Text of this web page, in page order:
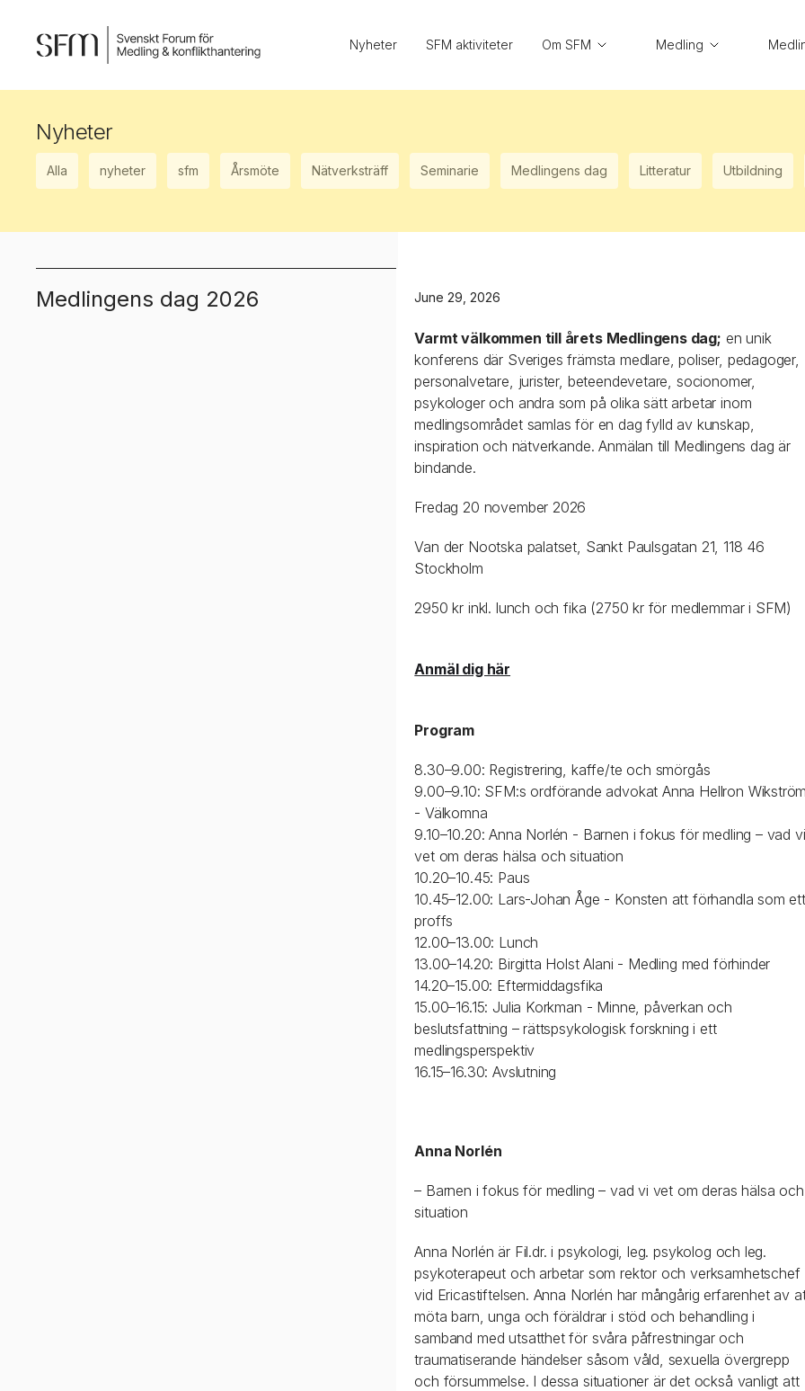
Nyheter SFM aktiviteter Om SFM Medling
Nyheter
Alla nyheter sfm Årsmöte Nätverksträff Seminarie Medlingens dag Litteratur Utbildning
Medlingens dag 2026 June 29, 2026
Varmt välkommen till årets Medlingens dag; en unik
konferens där Sveriges främsta medlare, poliser, pedagoger,
personalvetare, jurister, beteendevetare, socionomer,
psykologer och andra som på olika sätt arbetar inom
medlingsområdet samlas för en dag fylld av kunskap,
inspiration och nätverkande. Anmälan till Medlingens dag är
bindande.
Fredag 20 november 2026
Van der Nootska palatset, Sankt Paulsgatan 21, 118 46
Stockholm
2950 kr inkl. lunch och fika (2750 kr för medlemmar i SFM)
Anmäl dig här
Program
8.30–9.00: Registrering, kaffe/te och smörgås
9.00–9.10: SFM:s ordförande advokat Anna Hellron
- Välkomna
9.10–10.20: Anna Norlén - Barnen i fokus för medling – vad vi
vet om deras hälsa och situation
10.20–10.45: Paus
10.45–12.00: Lars-Johan Åge - Konsten att förhandla som ett
proffs
12.00–13.00: Lunch
13.00–14.20: Birgitta Holst Alani - Medling med förhinder
14.20–15.00: Eftermiddagsfika
15.00–16.15: Julia Korkman - Minne, påverkan och
beslutsfattning – rättspsykologisk forskning i ett
medlingsperspektiv
16.15–16.30: Avslutning
Anna Norlén
– Barnen i fokus för medling – vad vi vet om deras hälsa och
situation
Anna Norlén är Fil.dr. i psykologi, leg. psykolog och leg.
psykoterapeut och arbetar som rektor och verksamhetschef
vid Ericastiftelsen. Anna Norlén har mångårig erfarenhet av
möta barn, unga och föräldrar i stöd och behandling i
samband med utsatthet för svåra påfrestningar och
traumatiserande händelser såsom våld, sexuella övergrepp
och försummelse. I dessa situationer är det också vanligt att